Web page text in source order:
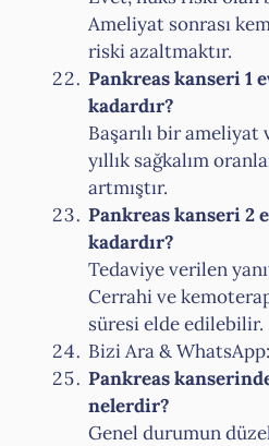
Ameliyat sonrası
riski azaltmaktır.
Pankreas kanseri 1
kadardır?
Başarılı bir
yıllık sağkalım
artmıştır.
Pankreas kanseri 2
kadardır?
Tedaviye verilen
Cerrahi ve
süresi elde edilebilir.
Bizi Ara & WhatsApp:
Pankreas
nelerdir?
Genel durumun